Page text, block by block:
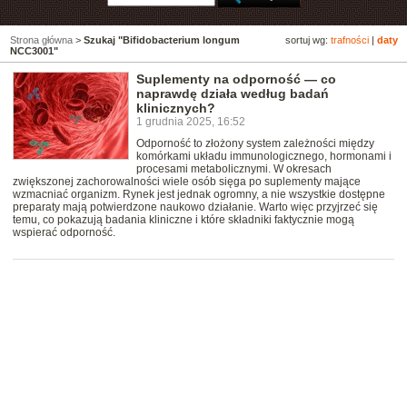
sortuj wg: trafności daty
Strona główna > Szukaj "Bifidobacterium longum
NCC3001"
Suplementy na odporność — co
naprawdę działa według badań
klinicznych?
1 grudnia 2025, 16:52
Odporność to złożony system zależności między
komórkami układu immunologicznego, hormonami i
procesami metabolicznymi. W okresach
zwiększonej zachorowalności wiele osób sięga po suplementy mające
wzmacniać organizm. Rynek jest jednak ogromny, a nie wszystkie dostępne
preparaty mają potwierdzone naukowo działanie. Warto więc przyjrzeć się
temu, co pokazują badania kliniczne i które składniki faktycznie mogą
wspierać odporność.